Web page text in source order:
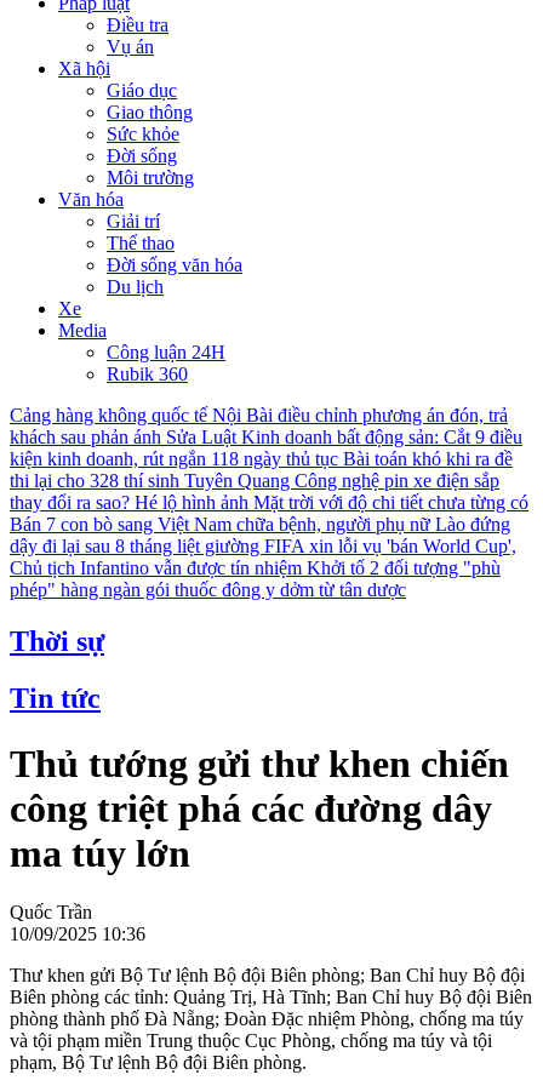
Điều tra
Vụ án
Xã hội
Giáo dục
Giao thông
Sức khỏe
Đời sống
Môi trường
Văn hóa
Giải trí
Thể thao
Đời sống văn hóa
Du lịch
Xe
Media
Công luận 24H
Rubik 360
Cảng hàng không quốc tế Nội Bài điều chỉnh phương án đón, trả
khách sau phản ánh Sửa Luật Kinh doanh bất động sản: Cắt 9 điều
kiện kinh doanh, rút ngắn 118 ngày thủ tục Bài toán khó khi ra đề
thi lại cho 328 thí sinh Tuyên Quang Công nghệ pin xe điện sắp
thay đổi ra sao? Hé lộ hình ảnh Mặt trời với độ chi tiết chưa từng có
Bán 7 con bò sang Việt Nam chữa bệnh, người phụ nữ Lào đứng
dậy đi lại sau 8 tháng liệt giường FIFA xin lỗi vụ 'bán World Cup',
Chủ tịch Infantino vẫn được tín nhiệm Khởi tố 2 đối tượng "phù
phép" hàng ngàn gói thuốc đông y dởm từ tân dược
Thời sự
Tin tức
Thủ tướng gửi thư khen chiến
công triệt phá các đường dây
ma túy lớn
Quốc Trần
10/09/2025 10:36
Thư khen gửi Bộ Tư lệnh Bộ đội Biên phòng; Ban Chỉ huy Bộ đội
Biên phòng các tỉnh: Quảng Trị, Hà Tĩnh; Ban Chỉ huy Bộ đội Biên
phòng thành phố Đà Nẵng; Đoàn Đặc nhiệm Phòng, chống ma túy
và tội phạm miền Trung thuộc Cục Phòng, chống ma túy và tội
phạm, Bộ Tư lệnh Bộ đội Biên phòng.